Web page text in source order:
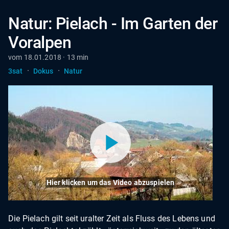
Natur: Pielach - Im Garten der
Voralpen
vom 18.01.2018 · 13 min
3sat
· Dokus · Natur
Hier klicken um das Video abzuspielen
Die Pielach gilt seit uralter Zeit als Fluss des Lebens und